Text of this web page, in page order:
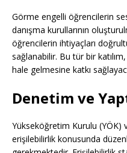
Görme engelli öğrencilerin
danışma kurullarının
öğrencilerin ihtiyaçları
sağlanabilir. Bu tür bir
hale gelmesine katkı
Denetim ve
Yükseköğretim Kurulu (YÖK)
erişilebilirlik konusunda